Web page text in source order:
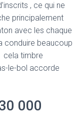
, ce qui ne
principalement
avec les chaque
conduire beaucoup
cela timbre
le-bol accorde
000